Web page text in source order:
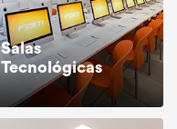
Salas
Tecnológicas